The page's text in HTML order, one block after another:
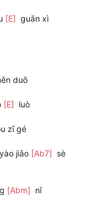
[E] guān xì
duō
[E] luò
zī gé
jiǎo [Ab7] sè
[Abm] nǐ